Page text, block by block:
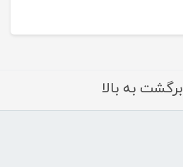
برگشت به بالا